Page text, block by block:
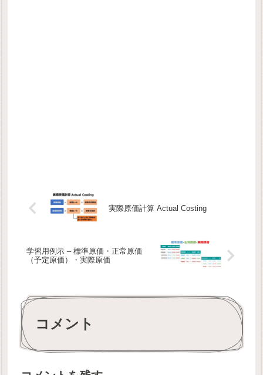
実際原価計算 Actual Costing
学習用例示 – 標準原価・正常原価
（予定原価）・実際原価
コメント